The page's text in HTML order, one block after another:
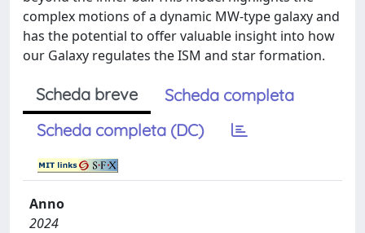
complex motions of a dynamic MW-type galaxy and
has the potential to offer valuable insight into how
our Galaxy regulates the ISM and star formation.
Scheda breve
Scheda completa
Scheda completa (DC)
Anno
2024